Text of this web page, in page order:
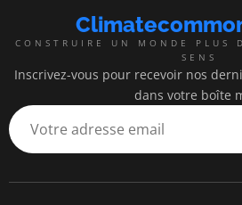
CONSTRUIRE UN MONDE PLUS
SENS
Inscrivez-vous pour recevoir nos
dans votre boîte